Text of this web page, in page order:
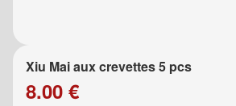
Xiu Mai aux crevettes 5 pcs
8.00 €